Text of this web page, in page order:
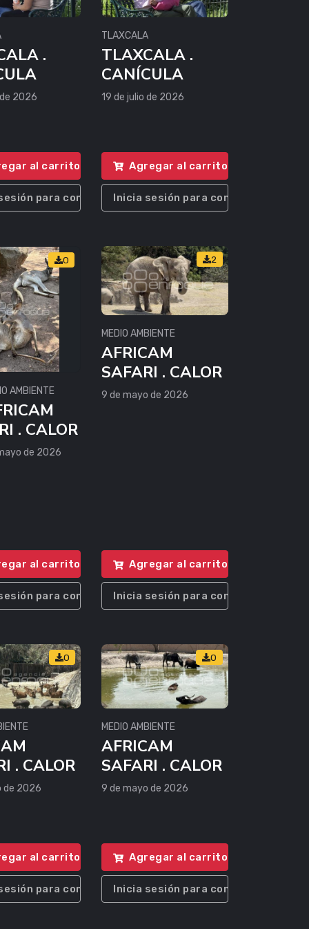
.
2026
al carrito
para comprar
TLAXCALA
TLAXCALA .
CANÍCULA
19 de julio de 2026
Agregar al carrito
Inicia sesión para comprar
0
AMBIENTE
. CALOR
de 2026
al carrito
para comprar
2
MEDIO AMBIENTE
AFRICAM
SAFARI . CALOR
9 de mayo de 2026
Agregar al carrito
Inicia sesión para comprar
0
. CALOR
de 2026
al carrito
para comprar
0
MEDIO AMBIENTE
AFRICAM
SAFARI . CALOR
9 de mayo de 2026
Agregar al carrito
Inicia sesión para comprar